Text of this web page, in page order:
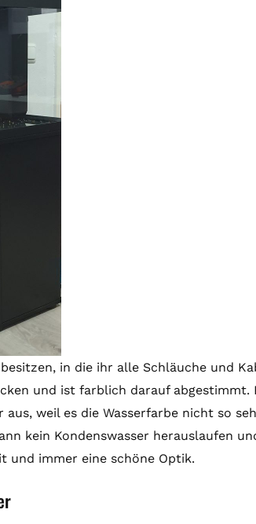
in die ihr alle Schläuche und
und ist farblich darauf abgestimmt.
weil es die Wasserfarbe nicht so
kein Kondenswasser herauslaufen
und immer eine schöne Optik.